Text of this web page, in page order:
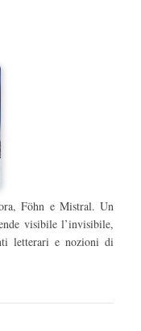
Föhn e Mistral. Un
visibile l’invisibile,
letterari e nozioni di